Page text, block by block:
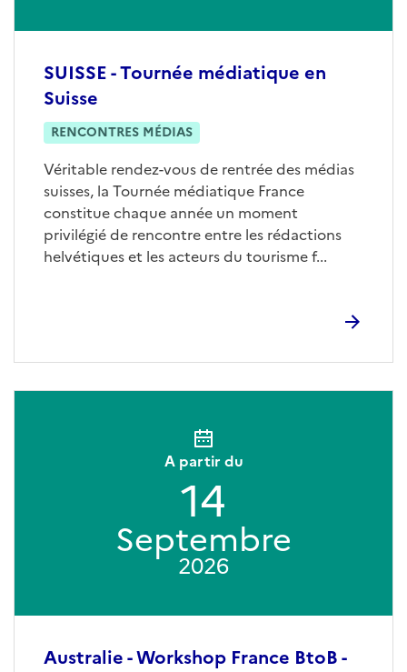
SUISSE - Tournée médiatique en
Suisse
RENCONTRES MÉDIAS
Véritable rendez-vous de rentrée des médias
suisses, la Tournée médiatique France
constitue chaque année un moment
privilégié de rencontre entre les rédactions
helvétiques et les acteurs du tourisme f...
Australie - Workshop France BtoB -
A partir du
14
Septembre
2026